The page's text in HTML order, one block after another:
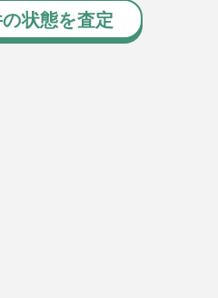
状態を査定